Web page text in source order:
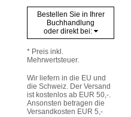
Bestellen Sie in Ihrer
Buchhandlung
oder direkt bei:
* Preis inkl.
Mehrwertsteuer.
Wir liefern in die EU und
die Schweiz. Der Versand
ist kostenlos ab EUR 50,-.
Ansonsten betragen die
Versandkosten EUR 5,-